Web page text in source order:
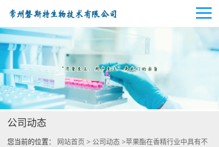
公司首页
公司介绍
公司动态
公司动态
您当前的位置： 网站首页 > 公司动态 >苹果酯在香精行业中具有不